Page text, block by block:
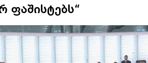
ფაშისტებს“